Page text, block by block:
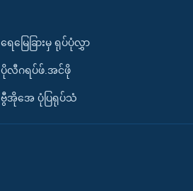
ရေမြေခြားမှ ရုပ်ပုံလွှာ
ပိုလီဂရပ်ဖ်.အင်ဖို
ဗွီအိုအေ ပုံပြရုပ်သံ